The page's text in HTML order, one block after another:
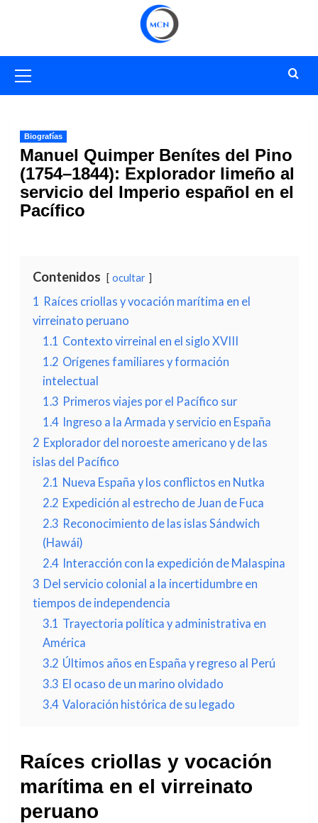
primario
Biografías
Manuel Quimper Benítes del Pino
(1754–1844): Explorador limeño al
servicio del Imperio español en el
Pacífico
Contenidos ocultar
1 Raíces criollas y vocación marítima en el
virreinato peruano
1.1 Contexto virreinal en el siglo XVIII
1.2 Orígenes familiares y formación
intelectual
1.3 Primeros viajes por el Pacífico sur
1.4 Ingreso a la Armada y servicio en España
2 Explorador del noroeste americano y de las
islas del Pacífico
2.1 Nueva España y los conflictos en Nutka
2.2 Expedición al estrecho de Juan de Fuca
2.3 Reconocimiento de las islas Sándwich
(Hawái)
2.4 Interacción con la expedición de Malaspina
3 Del servicio colonial a la incertidumbre en
tiempos de independencia
3.1 Trayectoria política y administrativa en
América
3.2 Últimos años en España y regreso al Perú
3.3 El ocaso de un marino olvidado
3.4 Valoración histórica de su legado
Raíces criollas y vocación
marítima en el virreinato
peruano